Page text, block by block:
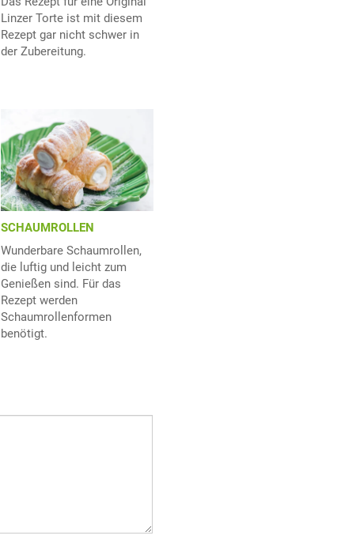
Linzer Torte ist mit diesem
Rezept gar nicht schwer in
der Zubereitung.
SCHAUMROLLEN
Wunderbare Schaumrollen,
die luftig und leicht zum
Genießen sind. Für das
Rezept werden
Schaumrollenformen
benötigt.